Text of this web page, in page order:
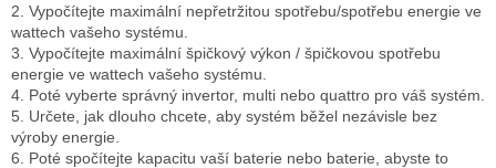
2. Vypočítejte maximální nepřetržitou spotřebu/spotřebu energie ve
wattech vašeho systému.
3. Vypočítejte maximální špičkový výkon / špičkovou spotřebu
energie ve wattech vašeho systému.
4. Poté vyberte správný invertor, multi nebo quattro pro váš systém.
5. Určete, jak dlouho chcete, aby systém běžel nezávisle bez
výroby energie.
6. Poté spočítejte kapacitu vaší baterie nebo baterie, abyste to